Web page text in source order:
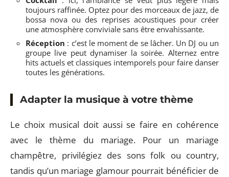
toujours raffinée. Optez pour des morceaux de jazz, de
bossa nova ou des reprises acoustiques pour créer
une atmosphère conviviale sans être envahissante.
Réception : c’est le moment de se lâcher. Un DJ ou un
groupe live peut dynamiser la soirée. Alternez entre
hits actuels et classiques intemporels pour faire danser
toutes les générations.
Adapter la musique à votre thème
Le choix musical doit aussi se faire en cohérence
avec le thème du mariage. Pour un mariage
champêtre, privilégiez des sons folk ou country,
tandis qu’un mariage glamour pourrait bénéficier de